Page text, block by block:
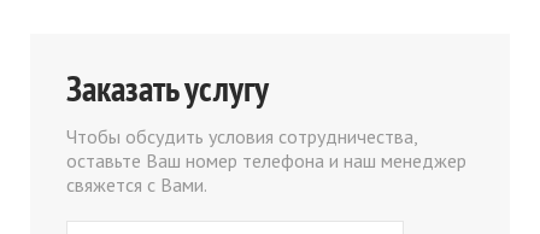
Заказать услугу
Чтобы обсудить условия сотрудничества,
оставьте Ваш номер телефона и наш менеджер
свяжется с Вами.